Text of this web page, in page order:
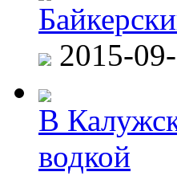
2015-
В
водкой